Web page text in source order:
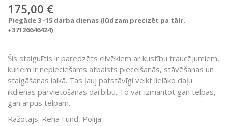
175,00 €
Piegāde 3 -15 darba dienas (lūdzam precizēt pa tālr.
+37126646424)
Šis staigulītis ir paredzēts cilvēkiem ar kustību traucējumiem,
kuriem ir nepieciešams atbalsts piecelšanās, stāvēšanas un
staigāšanas laikā. Tas ļauj patstāvīgi veikt lielāko daļu
ikdienas pārvietošanās darbību. To var izmantot gan telpās,
gan ārpus telpām.
Ražotājs: Reha Fund, Polija